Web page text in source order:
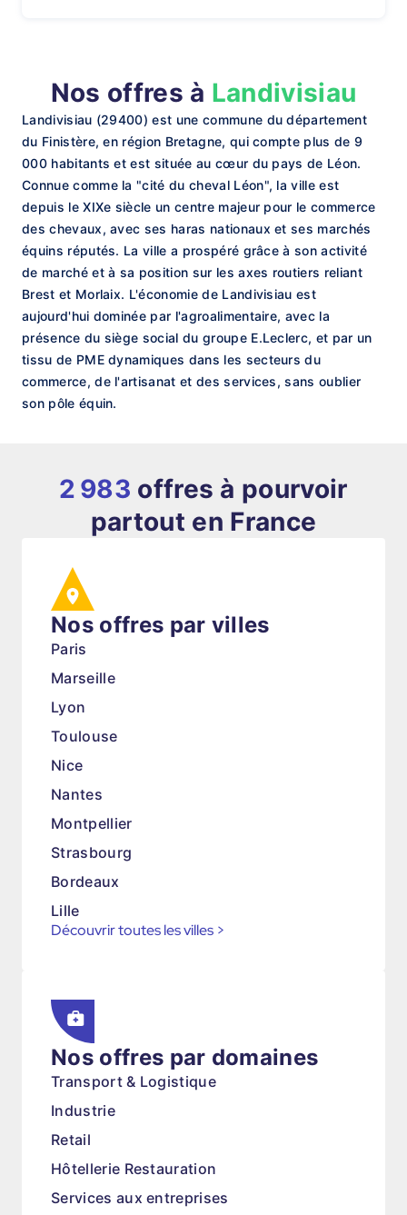
Nos offres à Landivisiau
Landivisiau (29400) est une commune du département
du Finistère, en région Bretagne, qui compte plus de 9
000 habitants et est située au cœur du pays de Léon.
Connue comme la "cité du cheval Léon", la ville est
depuis le XIXe siècle un centre majeur pour le commerce
des chevaux, avec ses haras nationaux et ses marchés
équins réputés. La ville a prospéré grâce à son activité
de marché et à sa position sur les axes routiers reliant
Brest et Morlaix. L'économie de Landivisiau est
aujourd'hui dominée par l'agroalimentaire, avec la
présence du siège social du groupe E.Leclerc, et par un
tissu de PME dynamiques dans les secteurs du
commerce, de l'artisanat et des services, sans oublier
son pôle équin.
2 983 offres à pourvoir
partout en France
Nos offres par villes
Paris
Marseille
Lyon
Toulouse
Nice
Nantes
Montpellier
Strasbourg
Bordeaux
Lille
Découvrir toutes les villes >
Nos offres par domaines
Transport & Logistique
Industrie
Retail
Hôtellerie Restauration
Services aux entreprises